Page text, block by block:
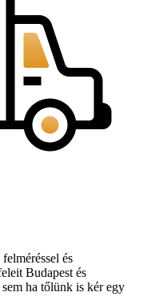
és
Budapest és
ha tőlünk is kér egy